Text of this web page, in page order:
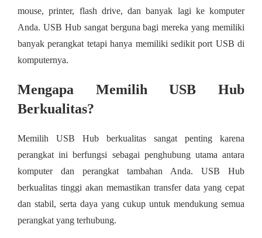
mouse, printer, flash drive, dan banyak lagi ke komputer
Anda. USB Hub sangat berguna bagi mereka yang memiliki
banyak perangkat tetapi hanya memiliki sedikit port USB di
komputernya.
Mengapa Memilih USB Hub
Berkualitas?
Memilih USB Hub berkualitas sangat penting karena
perangkat ini berfungsi sebagai penghubung utama antara
komputer dan perangkat tambahan Anda. USB Hub
berkualitas tinggi akan memastikan transfer data yang cepat
dan stabil, serta daya yang cukup untuk mendukung semua
perangkat yang terhubung.